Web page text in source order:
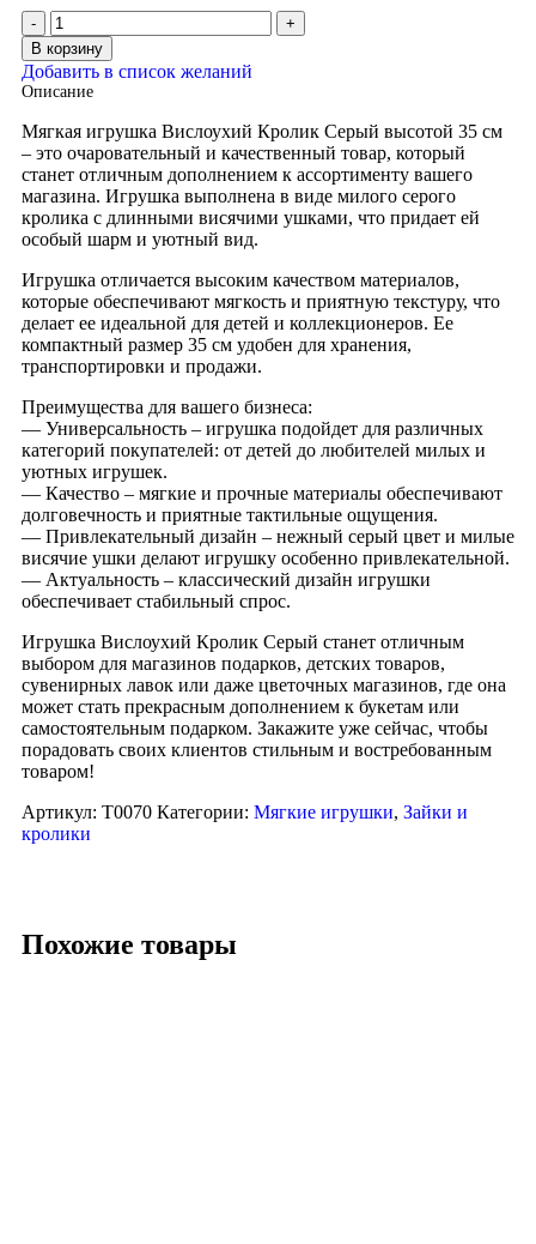
В корзину
Добавить в список желаний
Описание
Мягкая игрушка Вислоухий Кролик Серый высотой 35 см
– это очаровательный и качественный товар, который
станет отличным дополнением к ассортименту вашего
магазина. Игрушка выполнена в виде милого серого
кролика с длинными висячими ушками, что придает ей
особый шарм и уютный вид.
Игрушка отличается высоким качеством материалов,
которые обеспечивают мягкость и приятную текстуру, что
делает ее идеальной для детей и коллекционеров. Ее
компактный размер 35 см удобен для хранения,
транспортировки и продажи.
Преимущества для вашего бизнеса:
— Универсальность – игрушка подойдет для различных
категорий покупателей: от детей до любителей милых и
уютных игрушек.
— Качество – мягкие и прочные материалы обеспечивают
долговечность и приятные тактильные ощущения.
— Привлекательный дизайн – нежный серый цвет и милые
висячие ушки делают игрушку особенно привлекательной.
— Актуальность – классический дизайн игрушки
обеспечивает стабильный спрос.
Игрушка Вислоухий Кролик Серый станет отличным
выбором для магазинов подарков, детских товаров,
сувенирных лавок или даже цветочных магазинов, где она
может стать прекрасным дополнением к букетам или
самостоятельным подарком. Закажите уже сейчас, чтобы
порадовать своих клиентов стильным и востребованным
товаром!
Артикул: T0070 Категории: Мягкие игрушки, Зайки и
кролики
Похожие товары